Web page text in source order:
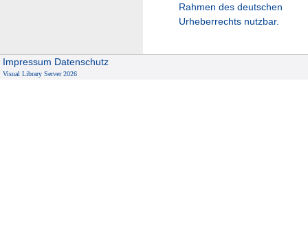
Rahmen des deutschen
Urheberrechts nutzbar.
Impressum Datenschutz
Visual Library Server 2026